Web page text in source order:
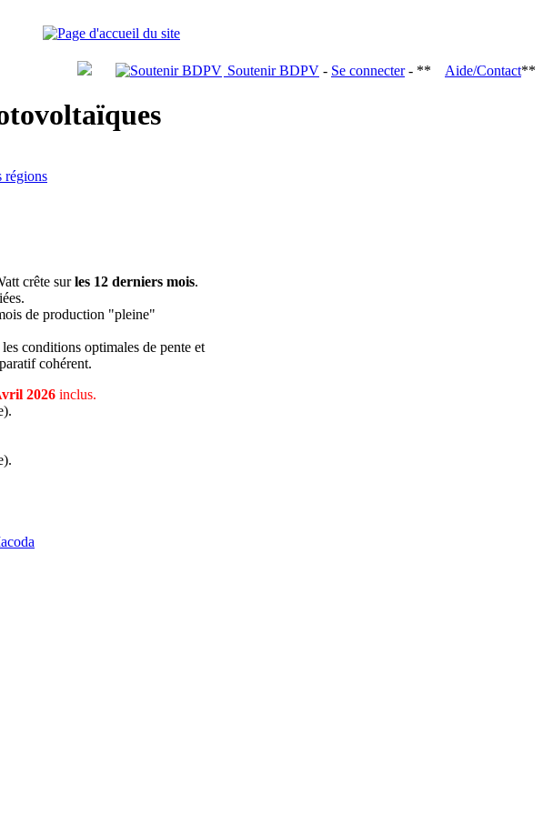
Soutenir BDPV - Se connecter- ** Aide/Contact**
régions
crête surles 12 derniers mois.
de production "pleine"
conditions optimales de pente et
cohérent.
2026inclus.